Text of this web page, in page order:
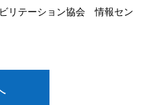
リテーション協会 情報セン